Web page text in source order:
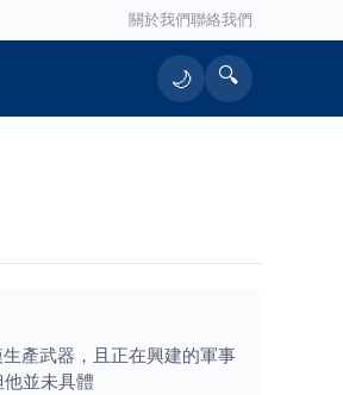
關於我們聯絡我們
🌙 🔍
產武器，且正在興建的軍事
並未具體